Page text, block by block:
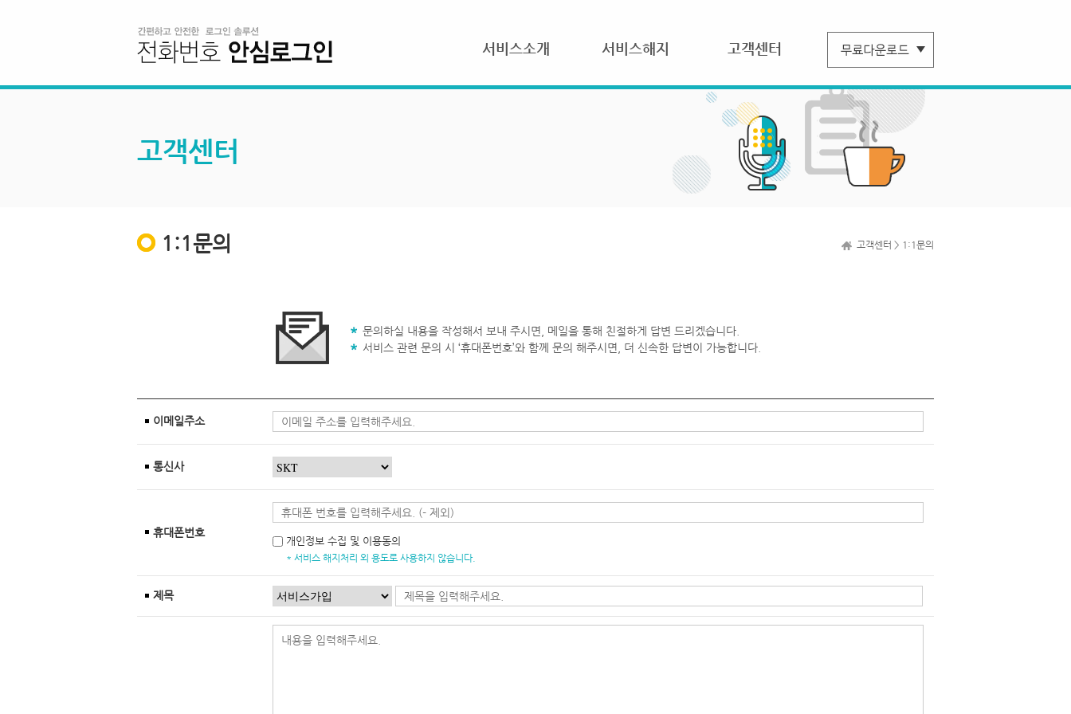
서비스소개 서비스해지 고객센터
고객센터
1:1문의 고객센터 > 1:1문의
문의하실 내용을 작성해서 보내 주시면, 메일을 통해 친절하게 답변 드리겠습니다.
서비스 관련 문의 시 ‘휴대폰번호’와 함께 문의 해주시면, 더 신속한 답변이 가능합니다.
이메일주소
통신사
휴대폰번호
개인정보 수집 및 이용동의
* 서비스 해지처리 외 용도로 사용하지 않습니다.
제목